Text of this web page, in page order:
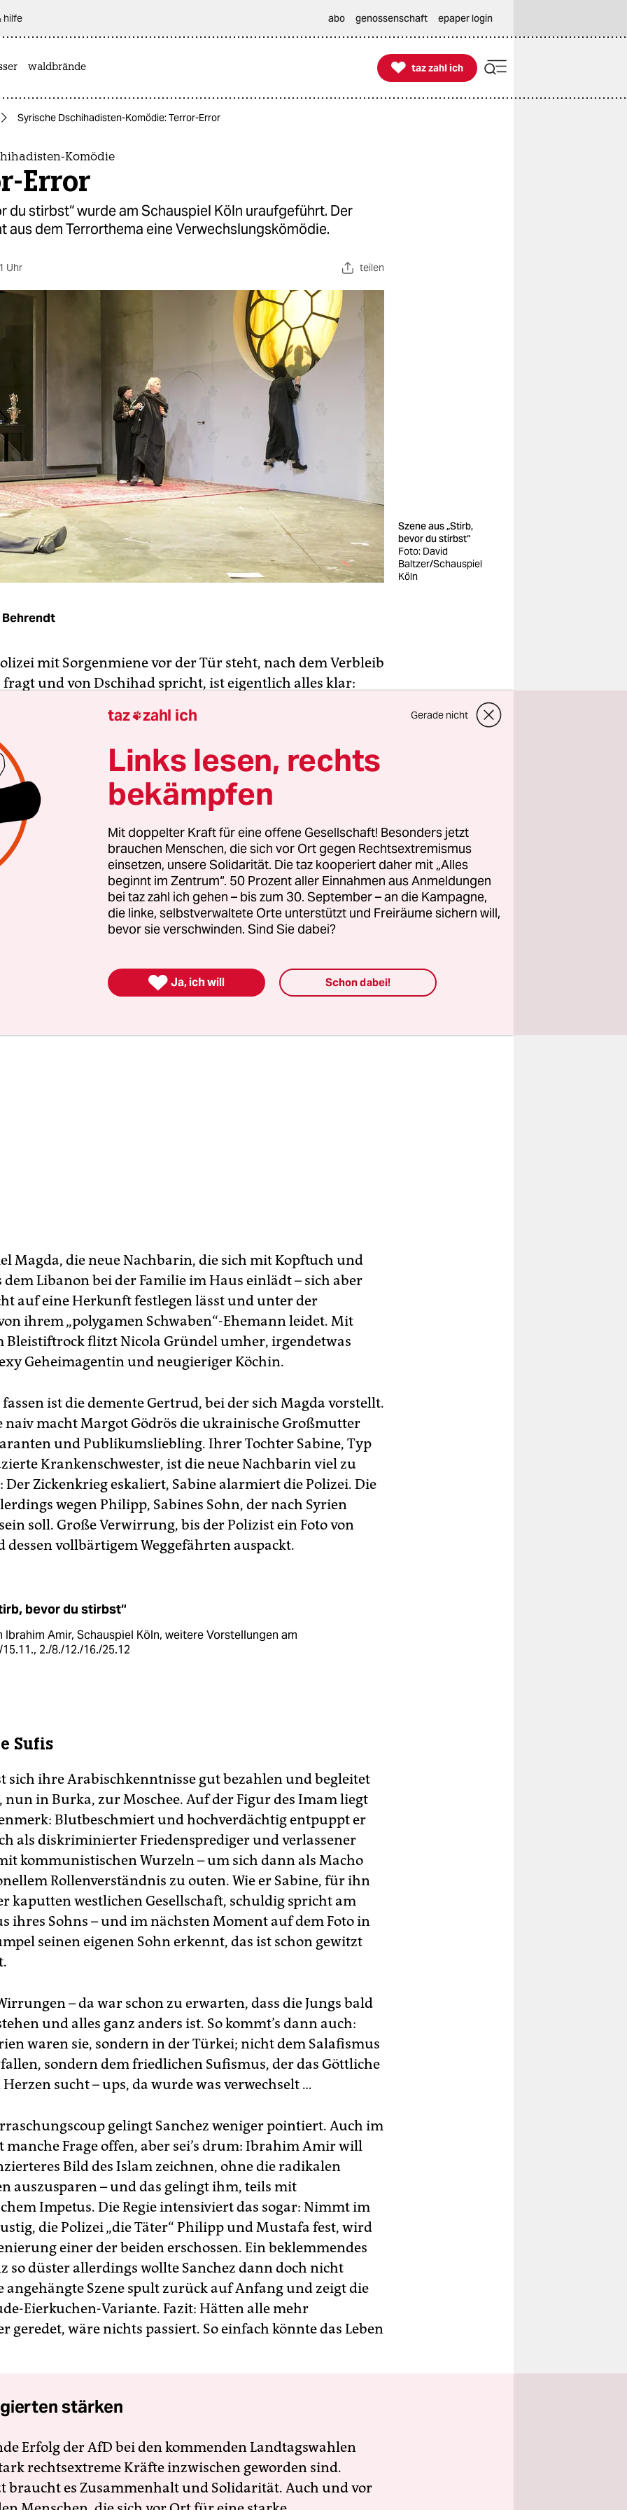
hilfe abo genossenschaft epaper login
waldbrände 
taz zahl ich
taz zahl ich
Syrische Dschihadisten-Komödie: Terror-Error
Komödie
Error
du stirbst“ wurde am Schauspiel Köln uraufgeführt. Der
aus dem Terrorthema eine Verwechslungskömödie.
Uhr teilen
Szene aus „Stirb,
bevor du stirbst“
Foto: David
Baltzer/Schauspiel
Köln
mit Sorgenmiene vor der Tür steht, nach dem Verbleib
fragt und von Dschihad spricht, ist eigentlich alles klar:
Moschee mit islamistischem Hassprediger leichtes
als lebendige Bombe in den Krieg zu schicken. Hat
gehört.
einen der syrische Autor und Arzt Ibrahim Amir im
bevor du stirbst“ allerdings nicht. Als Auftragswerk fürs
wurde es in der Regie von Rafael Sanchez
Der 33-jährige Amir, seit 2002 in Wien, hat vergangenes
Ehrenmordkomödie „Habe die Ehre“ den
in Köln geliefert. Mit seinem neuen Drama gelingt
auch aus dem Terrorthema eine Komödie zu
ein zweites oder drittes Gesicht erhalten.
Magda, die neue Nachbarin, die sich mit Kopftuch und
dem Libanon bei der Familie im Haus einlädt – sich aber
auf eine Herkunft festlegen lässt und unter der
ihrem „polygamen Schwaben“-Ehemann leidet. Mit
Bleistiftrock flitzt Nicola Gründel umher, irgendetwas
Geheimagentin und neugieriger Köchin.
ist die demente Gertrud, bei der sich Magda vorstellt.
naiv macht Margot Gödrös die ukrainische Großmutter
und Publikumsliebling. Ihrer Tochter Sabine, Typ
Krankenschwester, ist die neue Nachbarin viel zu
Zickenkrieg eskaliert, Sabine alarmiert die Polizei. Die
wegen Philipp, Sabines Sohn, der nach Syrien
soll. Große Verwirrung, bis der Polizist ein Foto von
dessen vollbärtigem Weggefährten auspackt.
bevor du stirbst“
Ibrahim Amir, Schauspiel Köln, weitere Vorstellungen am
15.11., 2./8./12./16./25.12
Sufis
sich ihre Arabischkenntnisse gut bezahlen und begleitet
nun in Burka, zur Moschee. Auf der Figur des Imam liegt
Blutbeschmiert und hochverdächtig entpuppt er
als diskriminierter Friedensprediger und verlassener
kommunistischen Wurzeln – um sich dann als Macho
Rollenverständnis zu outen. Wie er Sabine, für ihn
kaputten westlichen Gesellschaft, schuldig spricht am
ihres Sohns – und im nächsten Moment auf dem Foto in
seinen eigenen Sohn erkennt, das ist schon gewitzt
– da war schon zu erwarten, dass die Jungs bald
und alles ganz anders ist. So kommt’s dann auch:
waren sie, sondern in der Türkei; nicht dem Salafismus
sondern dem friedlichen Sufismus, der das Göttliche
sucht – ups, da wurde was verwechselt …
gelingt Sanchez weniger pointiert. Auch im
manche Frage offen, aber sei’s drum: Ibrahim Amir will
Bild des Islam zeichnen, ohne die radikalen
auszusparen – und das gelingt ihm, teils mit
Impetus. Die Regie intensiviert das sogar: Nimmt im
die Polizei „die Täter“ Philipp und Mustafa fest, wird
einer der beiden erschossen. Ein beklemmendes
so düster allerdings wollte Sanchez dann doch nicht
angehängte Szene spult zurück auf Anfang und zeigt die
Eierkuchen-Variante. Fazit: Hätten alle mehr
geredet, wäre nichts passiert. So einfach könnte das Leben
stärken
Erfolg der AfD bei den kommenden Landtagswahlen
rechtsextreme Kräfte inzwischen geworden sind.
braucht es Zusammenhalt und Solidarität. Auch und vor
taz zahl ich Gerade nicht
Links lesen, rechts
bekämpfen
Mit doppelter Kraft für eine offene Gesellschaft! Besonders jetzt
brauchen Menschen, die sich vor Ort gegen Rechtsextremismus
einsetzen, unsere Solidarität. Die taz kooperiert daher mit „Alles
beginnt im Zentrum“. 50 Prozent aller Einnahmen aus Anmeldungen
bei taz zahl ich gehen – bis zum 30. September – an die Kampagne,
die linke, selbstverwaltete Orte unterstützt und Freiräume sichern will,
bevor sie verschwinden. Sind Sie dabei?
 Ja, ich will Schon dabei!